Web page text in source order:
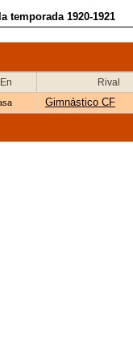
temporada 1920-1921
En Rival
Gimnástico CF